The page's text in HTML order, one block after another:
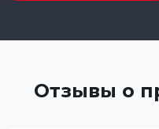
Отзывы о